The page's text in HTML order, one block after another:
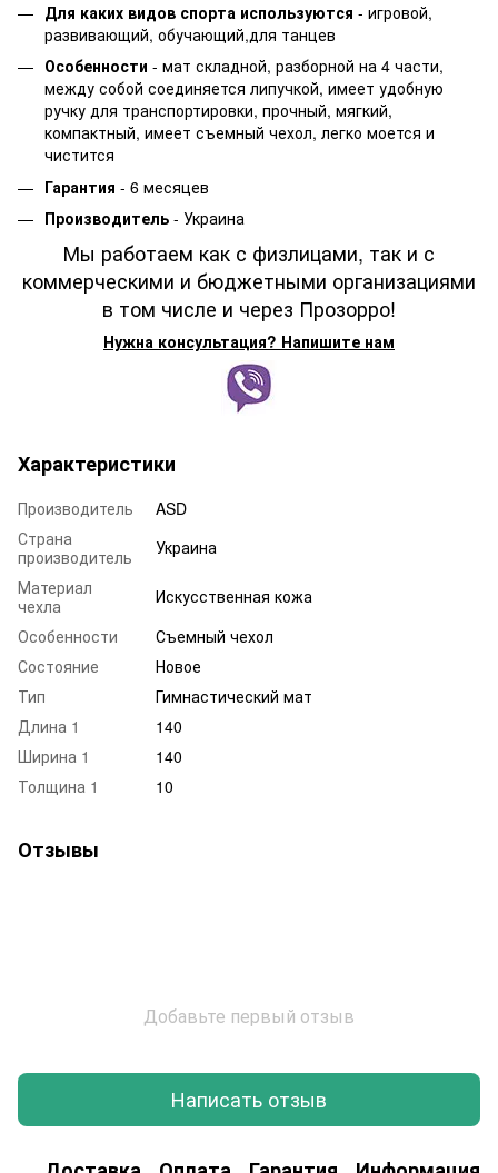
Для каких видов спорта используются - игровой,
развивающий, обучающий,для танцев
Особенности - мат складной, разборной на 4 части,
между собой соединяется липучкой, имеет удобную
ручку для транспортировки, прочный, мягкий,
компактный, имеет съемный чехол, легко моется и
чистится
Гарантия - 6 месяцев
Производитель - Украина
Мы работаем как с физлицами, так и с
коммерческими и бюджетными организациями
в том числе и через Прозорро!
Нужна консультация? Напишите нам
Характеристики
Производитель
ASD
Страна
производитель
Украина
Материал
чехла
Искусственная кожа
Особенности
Съемный чехол
Состояние
Новое
Тип
Гимнастический мат
Длина 1
140
Ширина 1
140
Толщина 1
10
Отзывы
Добавьте первый отзыв
Написать отзыв